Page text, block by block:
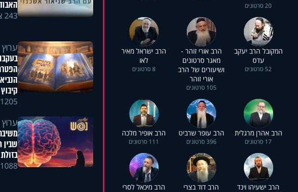
20 סרטונים
המקובל הרב יעקב
עדס
52 סרטונים
הרב אורי זוהר -
מאגר סרטונים
ושיעורים של הרב
אורי זוהר
105 סרטונים
הרב ישראל מאיר
לאו
8 סרטונים
הרב אהרן מרגלית
17 סרטונים
הרב עופר שרביט
396 סרטונים
הרב אופיר מלכה
111 סרטונים
הרב ישעיהו וינד הרב דוד בצרי הרב מיכאל לסרי
243 צפיות
1205 צפיות
בזולת
1088 צפיות